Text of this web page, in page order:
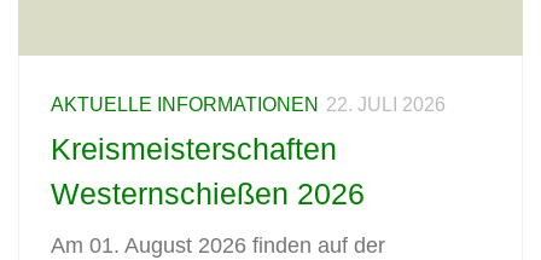
AKTUELLE INFORMATIONEN 22. JULI 2026
Kreismeisterschaften
Westernschießen 2026
Am 01. August 2026 finden auf der